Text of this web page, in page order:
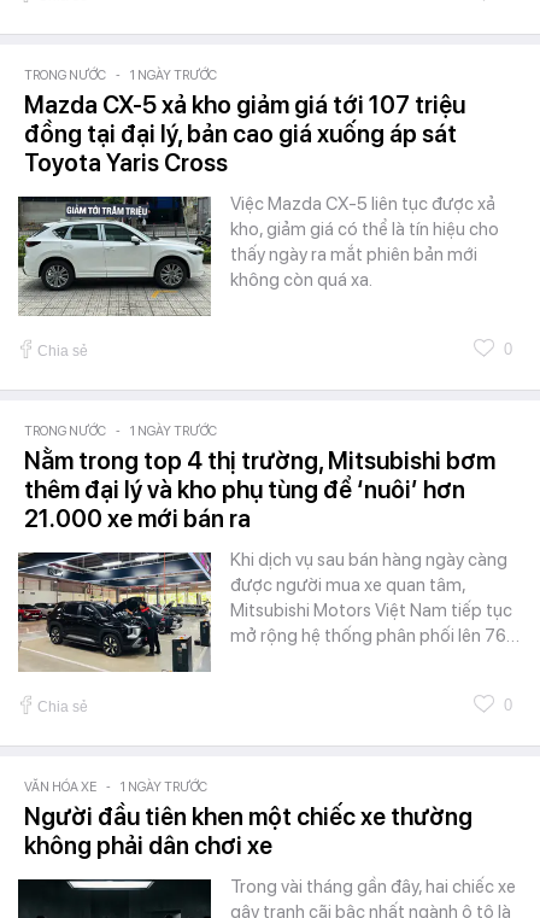
TRONG NƯỚC - 1 NGÀY TRƯỚC
Mazda CX-5 xả kho giảm giá tới 107 triệu
đồng tại đại lý, bản cao giá xuống áp sát
Toyota Yaris Cross
Việc Mazda CX-5 liên tục được xả
kho, giảm giá có thể là tín hiệu cho
thấy ngày ra mắt phiên bản mới
không còn quá xa.
Chia sẻ 0
TRONG NƯỚC - 1 NGÀY TRƯỚC
Nằm trong top 4 thị trường, Mitsubishi bơm
thêm đại lý và kho phụ tùng để ‘nuôi’ hơn
21.000 xe mới bán ra
Khi dịch vụ sau bán hàng ngày càng
được người mua xe quan tâm,
Mitsubishi Motors Việt Nam tiếp tục
mở rộng hệ thống phân phối lên 76…
Chia sẻ 0
VĂN HÓA XE - 1 NGÀY TRƯỚC
Người đầu tiên khen một chiếc xe thường
không phải dân chơi xe
Trong vài tháng gần đây, hai chiếc xe
gây tranh cãi bậc nhất ngành ô tô là